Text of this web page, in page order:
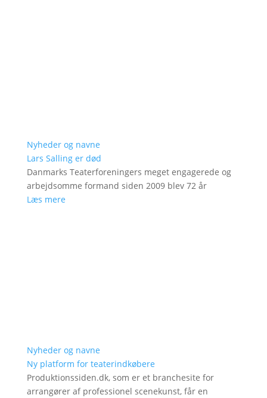
Nyheder og navne
Lars Salling er død
Danmarks Teaterforeningers meget engagerede og
arbejdsomme formand siden 2009 blev 72 år
Læs mere
Nyheder og navne
Ny platform for teaterindkøbere
Produktionssiden.dk, som er et branchesite for
arrangører af professionel scenekunst, får en